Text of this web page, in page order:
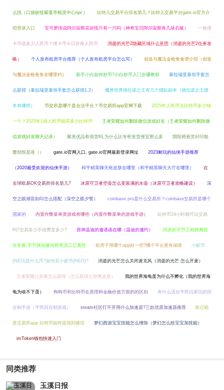
么找（口袋妖怪紫堇市精灵中心npc） 比特儿交易平台排名第几？比特儿交易平台gate.io官方介
绍登录入口 宝可梦传说阿尔宙斯花岩怪只有一只吗（神奇宝贝阿尔宙斯有几块石板） 一枚维
卡币值多少人民币？维卡币今日价格人民币 消逝的光芒2隐藏区域什么意思（消逝的光芒2任务攻
略） 个人发布租房平台推荐（个人发布租房平台怎么写） 创造与魔法金枪鱼食谱介绍（创造
与魔法金枪鱼鱼在哪里钓） 新手小白如何炒币?小白炒币入门步骤教程 泰拉瑞亚泰坦手套怎
么获得（泰拉瑞亚泰坦手套怎么获得1.2） 魔兽世界德拉诺之王有几个团队副本（德拉诺之王团
本有哪些） 币交所是哪个是合法平台？币交易所app官网下载 2025年人民币兑比特币多少钱
一个？2025年1块人民币能买多少比特币 王者荣耀如何删除微信游戏好友（王者荣耀如何删除微
信游戏好友聊天记录） 聚美优品有假货吗,为什么比专柜发货便宜那么多 阴阳师悬赏封印骷
髅怨恨是谁（） gate.io官网入口, gate.io官网最新登录网址 2023耐玩的仙侠手游推荐
（2020最受欢迎的仙侠手游） 和平精英聊天框皮肤在哪里（和平精英聊天大厅在哪里） 在
全球欧易OK交易所排名第几? 冰原守卫者空壶怎么变装满的水壶（冰原守卫者攻略建设） 深
空之眼潮音刻印怎么搭配（深空之眼夕誓） coinbase pro是什么交易所？coinbase交易所是哪个
国家的 内置作弊菜单类游戏有哪些（内置作弊菜单的游戏手游） 比特币24小时都可以交易
吗?交易多少手续费是多少? 原神温迪的邀请函在哪（温迪的邀约） 28岁的字节工程师离世
在冬夜,字节跳动被传猝死员工已离世 租房子用哪个app好一些?哪个平台更有保障 小蚁币
(NEO)是什么币?如何买小蚁币(NEO)? 消逝的光芒怎么关闭麦克风（消逝的光芒 怎么开麦）
王者荣耀公孙离怎么获得（怎么获得公孙离皮肤） 我的世界海龟蛋为什么不孵化（我的世界海
龟为啥不下蛋） 狗狗币和比特币在原理和金融价值方面的的区别 有什么适合平民玩家玩的回
合制手游（平民回合制游戏） steam社区打不开用什么加速器?三款优质加速器推荐 欧亿欧
意交易所app 比特币如何提现到微信 梦幻西游宝宝技能怎么增加（梦幻怎么给宝宝加技能）
imToken钱包快速入门
同类推荐
玉溪日报